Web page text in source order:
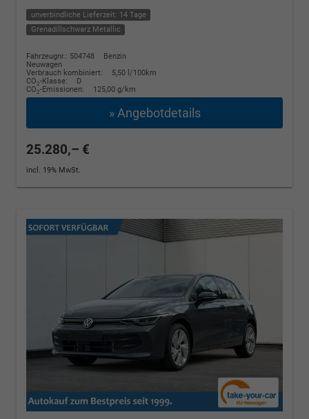
unverbindliche Lieferzeit: 14 Tage
Grenadillschwarz Metallic
Fahrzeugnr.: 504748
Benzin
Neuwagen
Verbrauch kombiniert:
5,50 l/100km
CO2-Klasse:
D
CO2-Emissionen: 125,00 g/km
» Angebotdetails
25.280,– €
incl. 19% MwSt.